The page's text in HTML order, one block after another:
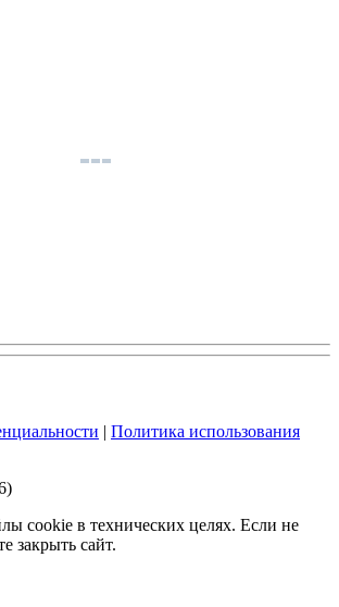
| Политика использования
cookie в технических целях. Если не
закрыть сайт.